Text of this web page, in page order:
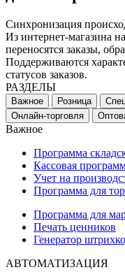
Синхронизация
Из интернет-магазина
переносятся заказы,
Поддерживаются
статусов заказов.
РАЗДЕЛЫ
Важное Розница
Онлайн-торговля
Важное
Программа
Кассовая
Учет на
Программа для
Программа для
Печать ценников
Генератор
АВТОМАТИЗАЦИЯ